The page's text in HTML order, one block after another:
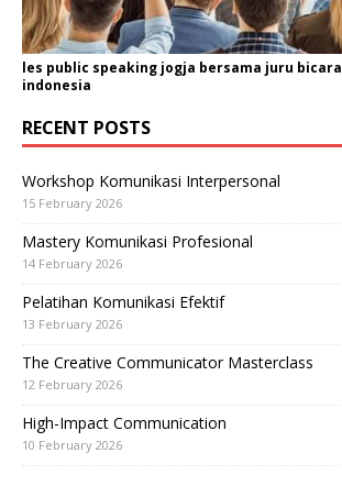
les public speaking jogja bersama juru bicara
indonesia
RECENT POSTS
Workshop Komunikasi Interpersonal
15 February 2026
Mastery Komunikasi Profesional
14 February 2026
Pelatihan Komunikasi Efektif
13 February 2026
The Creative Communicator Masterclass
12 February 2026
High-Impact Communication
10 February 2026